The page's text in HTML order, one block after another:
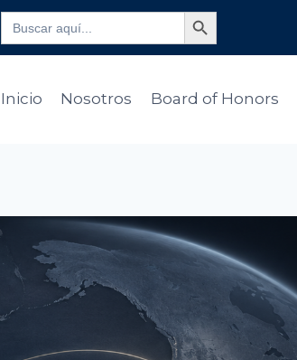
Buscar: Botón de búsqueda
Inicio Nosotros Board of Honors